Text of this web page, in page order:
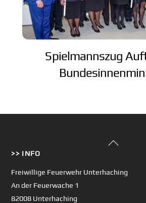
Spielmannszug
Back
>> INFO
Freiwillige Feuerwehr Unterhaching
An der Feuerwache 1
82008 Unterhaching